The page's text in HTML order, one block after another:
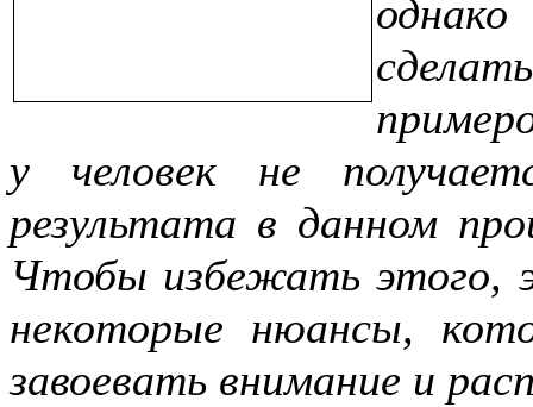
у человек не
результата в данном
Чтобы избежать этого,
некоторые нюансы,
завоевать внимание и